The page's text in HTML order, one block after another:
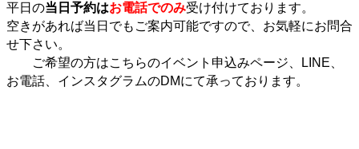
平日の当日予約はお電話でのみ受け付けております。
空きがあれば当日でもご案内可能ですので、お気軽にお問合
せ下さい。
ご希望の方はこちらのイベント申込みページ、LINE、
お電話、インスタグラムのDMにて承っております。